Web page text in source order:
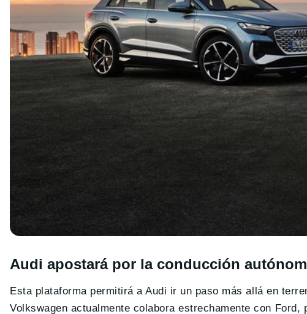
Audi apostará por la conducción
Esta plataforma permitirá a Audi ir un paso más allá en
Volkswagen actualmente colabora estrechamente con